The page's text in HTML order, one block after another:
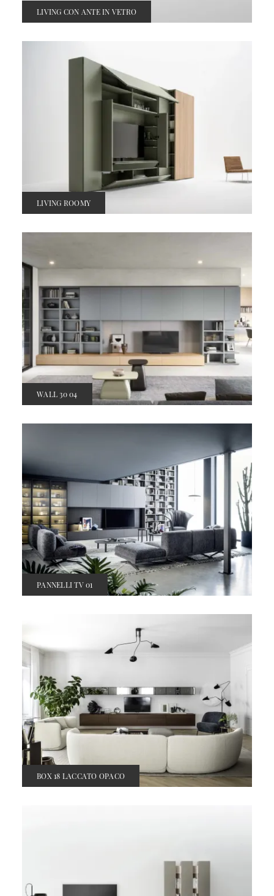
LIVING CON ANTE IN VETRO
LIVING ROOMY
WALL 30 04
PANNELLI TV 01
BOX 18 LACCATO OPACO